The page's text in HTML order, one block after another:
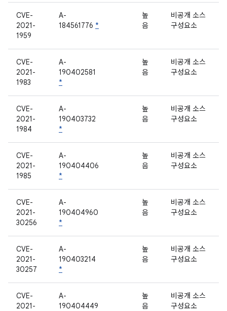
CVE-
2021-
1959
A-
184561776 *
높
음
비공개 소스
구성요소
CVE-
2021-
1983
A-
190402581
*
높
음
비공개 소스
구성요소
CVE-
2021-
1984
A-
190403732
*
높
음
비공개 소스
구성요소
CVE-
2021-
1985
A-
190404406
*
높
음
비공개 소스
구성요소
CVE-
2021-
30256
A-
190404960
*
높
음
비공개 소스
구성요소
CVE-
2021-
30257
A-
190403214
*
높
음
비공개 소스
구성요소
CVE-
2021-
A-
190404449
높
음
비공개 소스
구성요소